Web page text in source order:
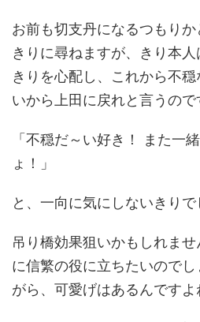
お前も切支丹になるつもり
きりに尋ねますが、きり本
きりを心配し、これから不
いから上田に戻れと言うので
「不穏だ～い好き！ また一
ょ！」
と、一向に気にしないきりで
吊り橋効果狙いかもしれま
に信繁の役に立ちたいので
がら、可愛げはあるんですよ